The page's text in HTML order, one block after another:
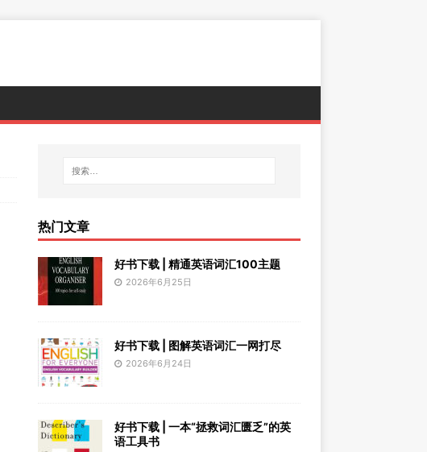
热门文章
好书下载 | 精通英语词汇100主题
2026年6月25日
好书下载 | 图解英语词汇一网打尽
2026年6月24日
好书下载 | 一本“拯救词汇匮乏”的英
语工具书